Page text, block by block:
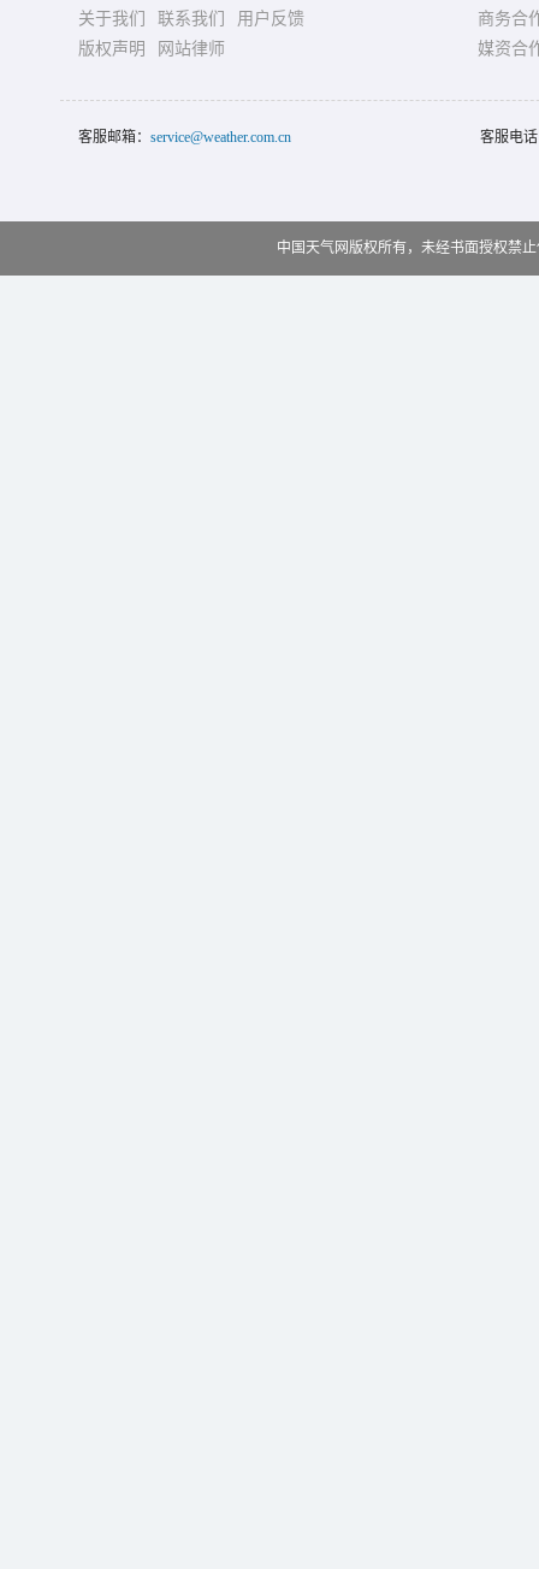
关于我们 联系我们
用户反馈
版权声明
网站律师
商务合
媒资合
客服邮箱： service@weather.com.cn 客服电
中国天气网版权所有，未经书面授权